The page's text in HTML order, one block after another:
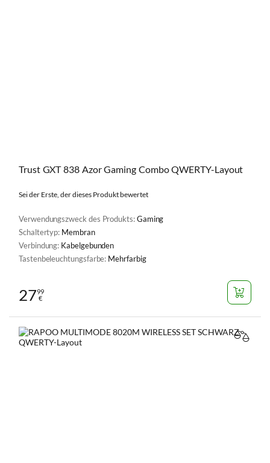
Trust GXT 838 Azor Gaming Combo QWERTY-Layout
Sei der Erste, der dieses Produkt bewertet
Verwendungszweck des Produkts:Gaming
Schaltertyp: Membran
Verbindung: Kabelgebunden
Tastenbeleuchtungsfarbe: Mehrfarbig
2799
€